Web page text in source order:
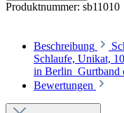
Produktnummer: sb11010
Beschreibung
Schlaufe, Unikat,
in Berlin Gurtband
Bewertungen